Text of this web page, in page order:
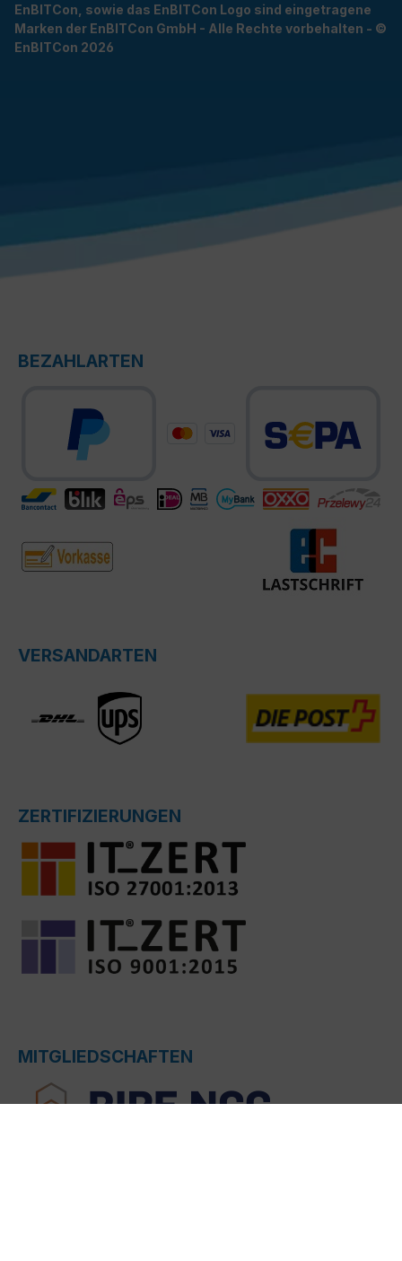
EnBITCon, sowie das EnBITCon Logo sind eingetragene
Marken der EnBITCon GmbH - Alle Rechte vorbehalten - ©
EnBITCon 2026
BEZAHLARTEN
VERSANDARTEN
ZERTIFIZIERUNGEN
MITGLIEDSCHAFTEN